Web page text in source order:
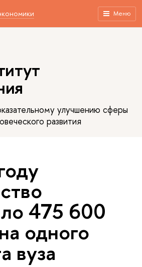
Меню
улучшению сферы
развития
475 600
одного
вуза